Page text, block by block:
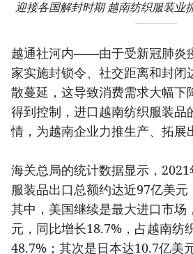
迎接各国解封时期 越南纺织服装业
越通社河内——由于受新冠肺炎
家实施封锁令、社交距离和封闭
散蔓延，这导致消费需求大幅下
得到控制，进口越南纺织服装品
情，为越南企业力推生产、拓展
海关总局的统计数据显示，
服装品出口总额约达近97亿美元
其中，美国继续是最大进口市场
元，同比增长18.7%，占越南纺
48.7%；其次是日本达10.7亿美